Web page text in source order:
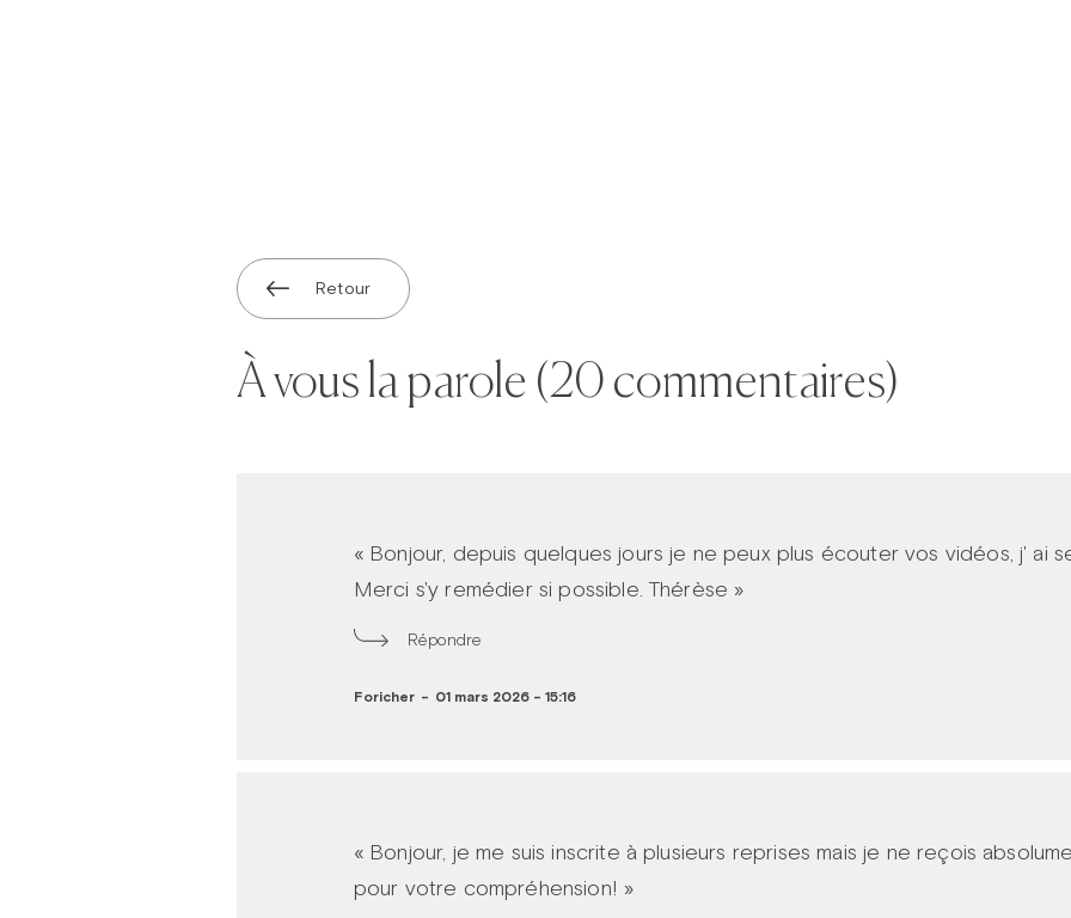
Retour
À vous la parole (20 commentaires)
« Bonjour, depuis quelques jours je ne peux plus écouter vos vidéos, j' ai
Merci s'y remédier si possible. Thérèse »
Répondre
Foricher - 01 mars 2026 - 15:16
« Bonjour, je me suis inscrite à plusieurs reprises mais je ne reçois
pour votre compréhension! »